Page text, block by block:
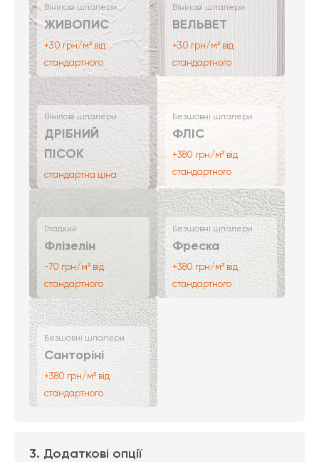
Вінілові шпалери
ЖИВОПИС
+30 грн/м² від
стандартного
Вінілові шпалери
ВЕЛЬВЕТ
+30 грн/м² від
стандартного
Вінілові шпалери
ДРІБНИЙ
ПІСОК
стандартна ціна
Безшовні шпалери
ФЛІС
+380 грн/м² від
стандартного
Гладкий
Флізелін
-70 грн/м² від
стандартного
Безшовні шпалери
Фреска
+380 грн/м² від
стандартного
Безшовні шпалери
Санторіні
+380 грн/м² від
стандартного
3. Додаткові опції